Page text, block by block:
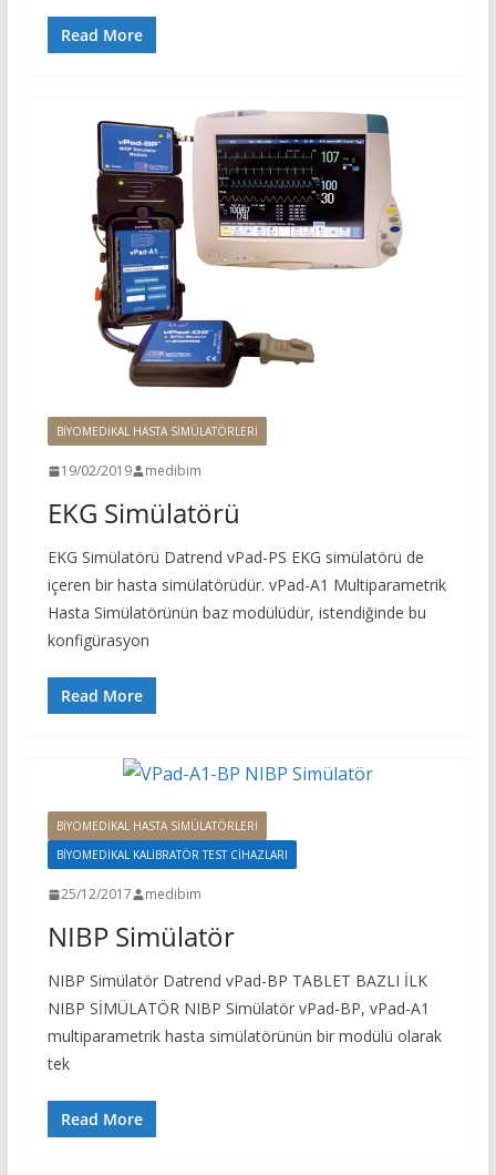
Read More
BIYOMEDIKAL HASTA SIMÜLATÖRLERI
19/02/2019 medibim
EKG Simülatörü
EKG Simülatörü Datrend vPad-PS EKG simülatörü de
içeren bir hasta simülatörüdür. vPad-A1 Multiparametrik
Hasta Simülatörünün baz modülüdür, istendiğinde bu
konfigürasyon
Read More
BIYOMEDIKAL HASTA SIMÜLATÖRLERI
BIYOMEDIKAL KALIBRATÖR TEST CIHAZLARI
25/12/2017 medibim
NIBP Simülatör
NIBP Simülatör Datrend vPad-BP TABLET BAZLI İLK
NIBP SİMÜLATÖR NIBP Simülatör vPad-BP, vPad-A1
multiparametrik hasta simülatörünün bir modülü olarak
tek
Read More